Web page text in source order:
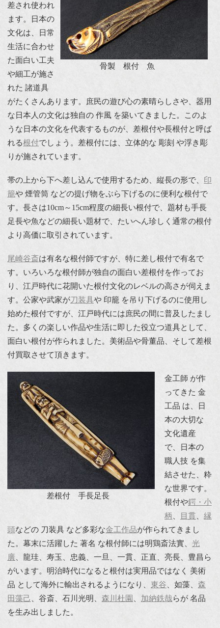
骨製 根付 魚
差され使われ
ます。日本の
文化は、日常
生活に合わせ
た面白い工夫
や細工が施さ
れた 諸道具
がたくさんあります。庶民の遊び心の素晴らしさや、器用
な日本人の文化は独自の 作風 を築いてきました。このよ
うな日本の文化を代表するものが、差根付や長根付と呼ば
れる根付でしょう。差根付には、立体的な 彫刻 や浮き彫
りが施されています。
帯の上から下へ差し込んで使用するため、縦長の形で、 印
籠や 煙管筒 などの提げ物をぶら下げるのに便利な根付で
す。長さは10cm～15cm程度の細長い根付で、題材も手長
足長や魚などの細長い題材で、たいへん珍しく通常の根付
より高価に取引されています。
尾崎谷斎は有名な根付師ですが、特に差し根付で有名で
す。いろいろな根付師が独自の面白い差根付を作ってお
り、江戸時代に花開いた根付文化のレベルの高さが伺えま
す。公家や武家が刀装具や 印籠 を吊り下げるのに使用し
始めた根付ですが、江戸時代には庶民の間に普及したまし
た。多くの楽しい作品や生活に即した役立つ道具として、
面白い根付が作られました。美術品や骨董品、そして差根
付買取させて頂きます。
差根付 手長足長
金工師 が作
ってきた 金
工品 は、日
本の大切な
文化遺産
で、日本の
職人技 を集
結させた、粋
な世界です。
根付や鍔・小
柄
目貫
縁
頭などの 刀装具 など多彩な金工作品が作られてきまし
た。幕末に活躍した 著名 な根付師には明鶏斎法實、 光
廣 、龍珪、寿玉、忠義、一旦、一貫、正直、亮長、豊昌ら
がいます。明治時代になると根付は実用品ではなく 美術
品 として海外に輸出されるようになり、 東谷 、如藻、 森
田藻己
、谷斎、石川光明、 森川杜園 加納鉄哉らが 名品
を生み出しました。